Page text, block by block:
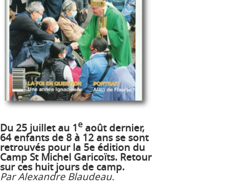
Du 25 juillet au 1 e août dernier,
64 enfants de 8 à 12 ans se sont
retrouvés pour la 5e édition du
Camp St Michel Garicoïts. Retour
sur ces huit jours de camp.
Par Alexandre Blaudeau.